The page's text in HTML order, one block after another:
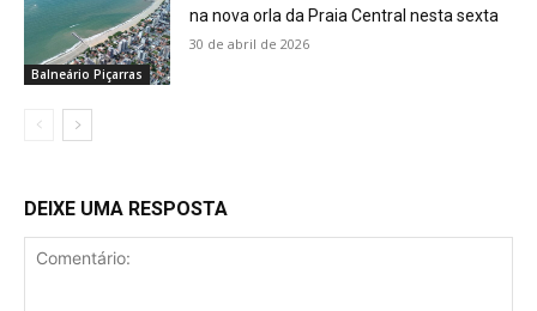
Balneário Piçarras
na nova orla da Praia Central nesta sexta
30 de abril de 2026
DEIXE UMA RESPOSTA